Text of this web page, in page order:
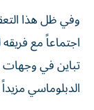
وفي ظل هذا
اجتماعاً مع
تباين في وجهات
الدبلوماسي